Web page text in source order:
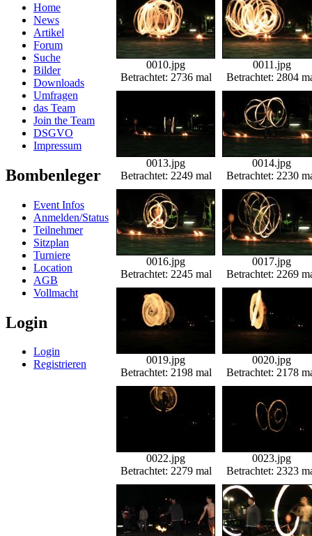
Home
News
Artikel
Forum
Suche
Bilder
Downloads
Umfragen
das Team
Join the Team
DSGVO
Impressum
Bombenleger
Event Infos
Anmelden/Status
Teilnehmer
Sitzplan
Turniere
Location
AGB
Vollmacht
Login
Login
Registrieren
0010.jpg
Betrachtet: 2736 mal
0011.jpg
Betrachtet: 2804
0013.jpg
Betrachtet: 2249 mal
0014.jpg
Betrachtet: 2230
0016.jpg
Betrachtet: 2245 mal
0017.jpg
Betrachtet: 2269
0019.jpg
Betrachtet: 2198 mal
0020.jpg
Betrachtet: 2178
0022.jpg
Betrachtet: 2279 mal
0023.jpg
Betrachtet: 2323